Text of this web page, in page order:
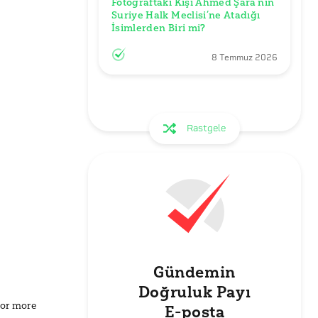
more
Suriye Halk Meclisi’ne Atadığı
İsimlerden Biri mi?
8 Temmuz 2026
Rastgele
Gündemin
Doğruluk Payı
E-posta